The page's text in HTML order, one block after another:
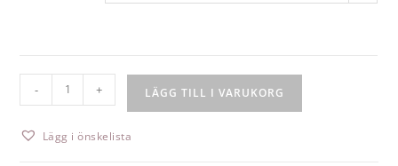
- + LÄGG TILL I VARUKORG
Lägg i önskelista